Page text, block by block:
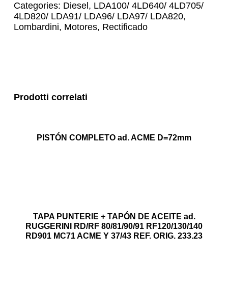
Categories: Diesel , LDA100/ 4LD640/ 4LD705/
4LD820/ LDA91/ LDA96/ LDA97/ LDA820,
Lombardini, Motores, Rectificado
Prodotti correlati
PISTÓN COMPLETO ad. ACME D=72mm
TAPA PUNTERIE + TAPÓN DE ACEITE ad.
RUGGERINI RD/RF 80/81/90/91 RF120/130/140
RD901 MC71 ACME Y 37/43 REF. ORIG. 233.23